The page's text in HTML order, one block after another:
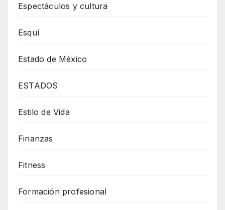
Espectáculos y cultura
Esquí
Estado de México
ESTADOS
Estilo de Vida
Finanzas
Fitness
Formación profesional